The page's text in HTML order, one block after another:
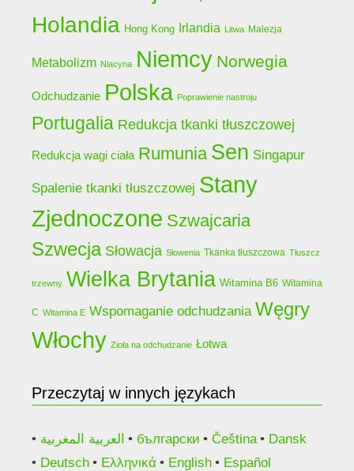
Holandia Hong Kong Irlandia Litwa Malezja
Metabolizm Niacyna Niemcy Norwegia
Odchudzanie Polska Poprawienie nastroju
Portugalia Redukcja tkanki tłuszczowej
Redukcja wagi ciała Rumunia Sen Singapur
Spalenie tkanki tłuszczowej Stany
Zjednoczone Szwajcaria
Szwecja Słowacja Słowenia Tkanka tłuszczowa Tłuszcz
trzewny Wielka Brytania Witamina B6 Witamina
C Witamina E Wspomaganie odchudzania Węgry
Włochy Zioła na odchudzanie Łotwa
Przeczytaj w innych językach
العربية المغربية български Čeština
Dansk
Deutsch
Ελληνικά English
Español